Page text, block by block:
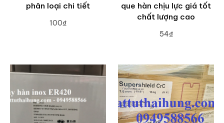
phân loại chi tiết
100₫
que hàn chịu lực giá tốt
chất lượng cao
54₫